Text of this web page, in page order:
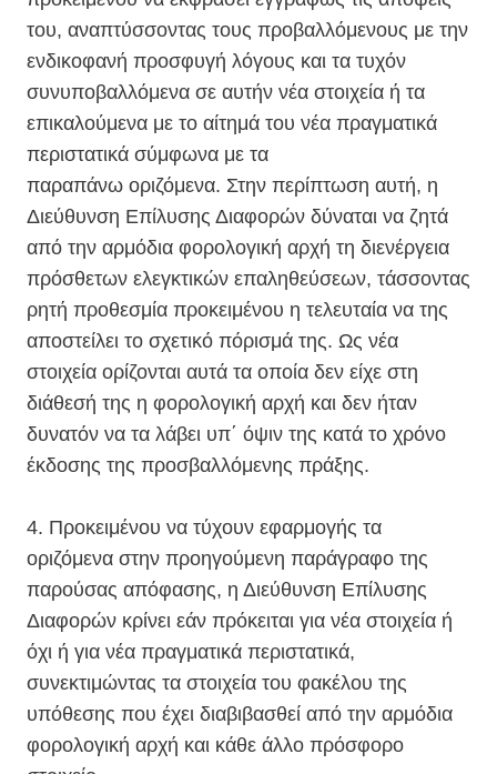
του, αναπτύσσοντας τους προβαλλόμενους με την
ενδικοφανή προσφυγή λόγους και τα τυχόν
συνυποβαλλόμενα σε αυτήν νέα στοιχεία ή τα
επικαλούμενα με το αίτημά του νέα πραγματικά
περιστατικά σύμφωνα με τα
παραπάνω οριζόμενα. Στην περίπτωση αυτή, η
Διεύθυνση Επίλυσης Διαφορών δύναται να ζητά
από την αρμόδια φορολογική αρχή τη διενέργεια
πρόσθετων ελεγκτικών επαληθεύσεων, τάσσοντας
ρητή προθεσμία προκειμένου η τελευταία να της
αποστείλει το σχετικό πόρισμά της. Ως νέα
στοιχεία ορίζονται αυτά τα οποία δεν είχε στη
διάθεσή της η φορολογική αρχή και δεν ήταν
δυνατόν να τα λάβει υπ΄ όψιν της κατά το χρόνο
έκδοσης της προσβαλλόμενης πράξης.
4. Προκειμένου να τύχουν εφαρμογής τα
οριζόμενα στην προηγούμενη παράγραφο της
παρούσας απόφασης, η Διεύθυνση Επίλυσης
Διαφορών κρίνει εάν πρόκειται για νέα στοιχεία ή
όχι ή για νέα πραγματικά περιστατικά,
συνεκτιμώντας τα στοιχεία του φακέλου της
υπόθεσης που έχει διαβιβασθεί από την αρμόδια
φορολογική αρχή και κάθε άλλο πρόσφορο